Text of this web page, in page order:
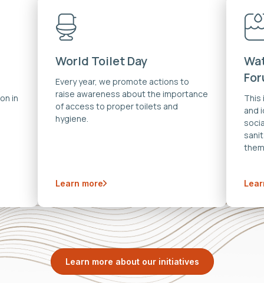
in
World Toilet Day
Every year, we promote actions to
raise awareness about the importance
of access to proper toilets and
hygiene.
Learn more
This
and
Learn more about our initiatives